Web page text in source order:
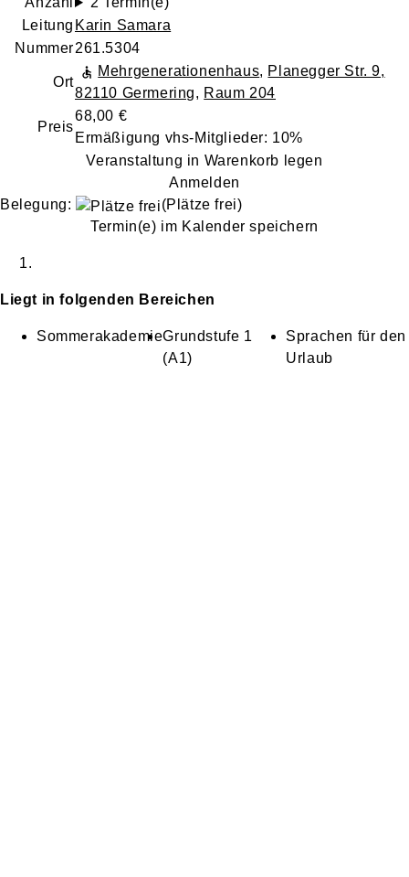
Leitung Karin Samara
Nummer261.5304
Ort
Mehrgenerationenhaus, Planegger Str. 9,
82110 Germering, Raum 204
Preis
68,00 €
Ermäßigung vhs-Mitglieder: 10%
Veranstaltung in Warenkorb legen
Anmelden
Belegung:
(Plätze frei)
Termin(e) im Kalender speichern
Liegt in folgenden Bereichen
SommerakademieGrundstufe 1
(A1)
Sprachen für den
Urlaub